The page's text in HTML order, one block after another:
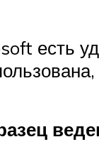
есть